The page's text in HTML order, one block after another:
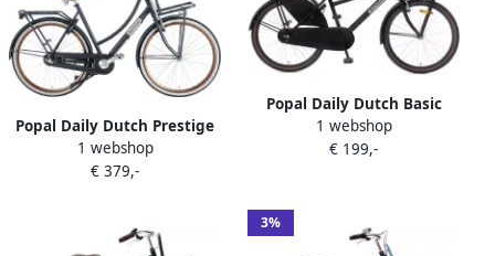
Popal Daily Dutch Prestige
N3 VB Transportfiets
Stadsfiets Aluminium Frame
1 webshop
€ 379,-
Popal Daily Dutch Basic
Jongensfiets 24 inch
Transportfiets Mat Zwart
1 webshop
€ 199,-
3%